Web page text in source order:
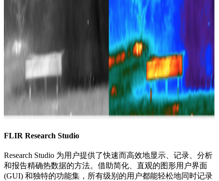
FLIR Research Studio
Research Studio 为用户提供了快速而高效地显示、记录、分析
和报告精确热数据的方法。借助简化、直观的图形用户界面
(GUI) 和独特的功能集，所有级别的用户都能轻松地同时记录